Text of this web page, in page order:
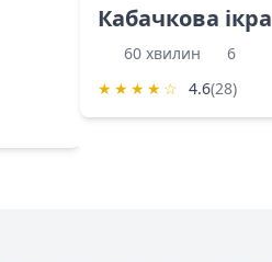
Кабачкова ікра
60 хвилин
6
★ ★ ★ ★ ☆ 4.6(28)